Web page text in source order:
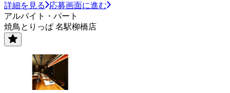
詳細を見る
応募画面に進む
アルバイト・パート
焼鳥とりっぱ 名駅柳橋店